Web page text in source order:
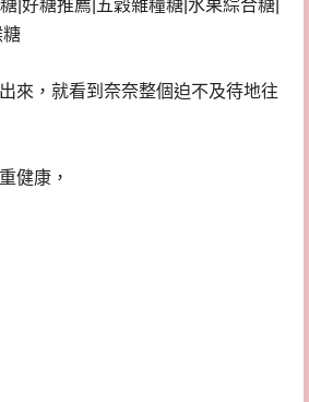
來，就看到奈奈整個迫不及待地往
健康，